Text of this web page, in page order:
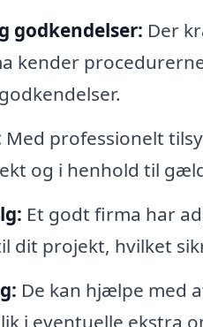
godkendelser: Der
kender
Med professionelt
og i henhold til
Et godt firma har
dit projekt, hvilket
De kan hjælpe med
i eventuelle ekstra